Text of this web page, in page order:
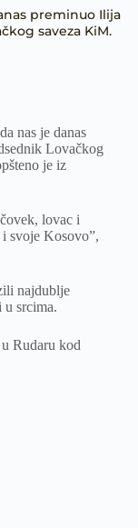
preminuo Ilija
saveza KiM.
nas je danas
Lovačkog
je iz
lovac i
svoje Kosovo”,
najdublje
u srcima.
Rudaru kod